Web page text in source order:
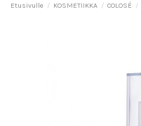
Etusivulle KOSMETIIKKA COLOSÉ